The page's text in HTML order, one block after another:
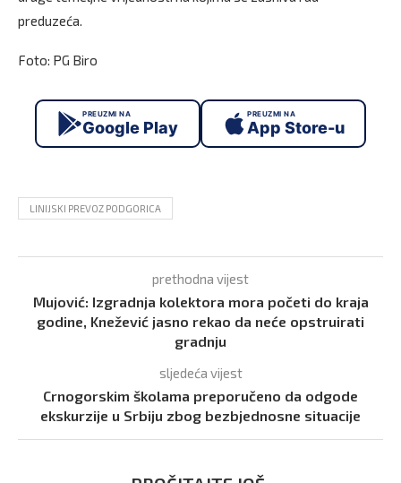
preduzeća.
Foto: PG Biro
PREUZMI NA
Google Play
PREUZMI NA
App Store-u
LINIJSKI PREVOZ PODGORICA
prethodna vijest
Mujović: Izgradnja kolektora mora početi do kraja
godine, Knežević jasno rekao da neće opstruirati
gradnju
sljedeća vijest
Crnogorskim školama preporučeno da odgode
ekskurzije u Srbiju zbog bezbjednosne situacije